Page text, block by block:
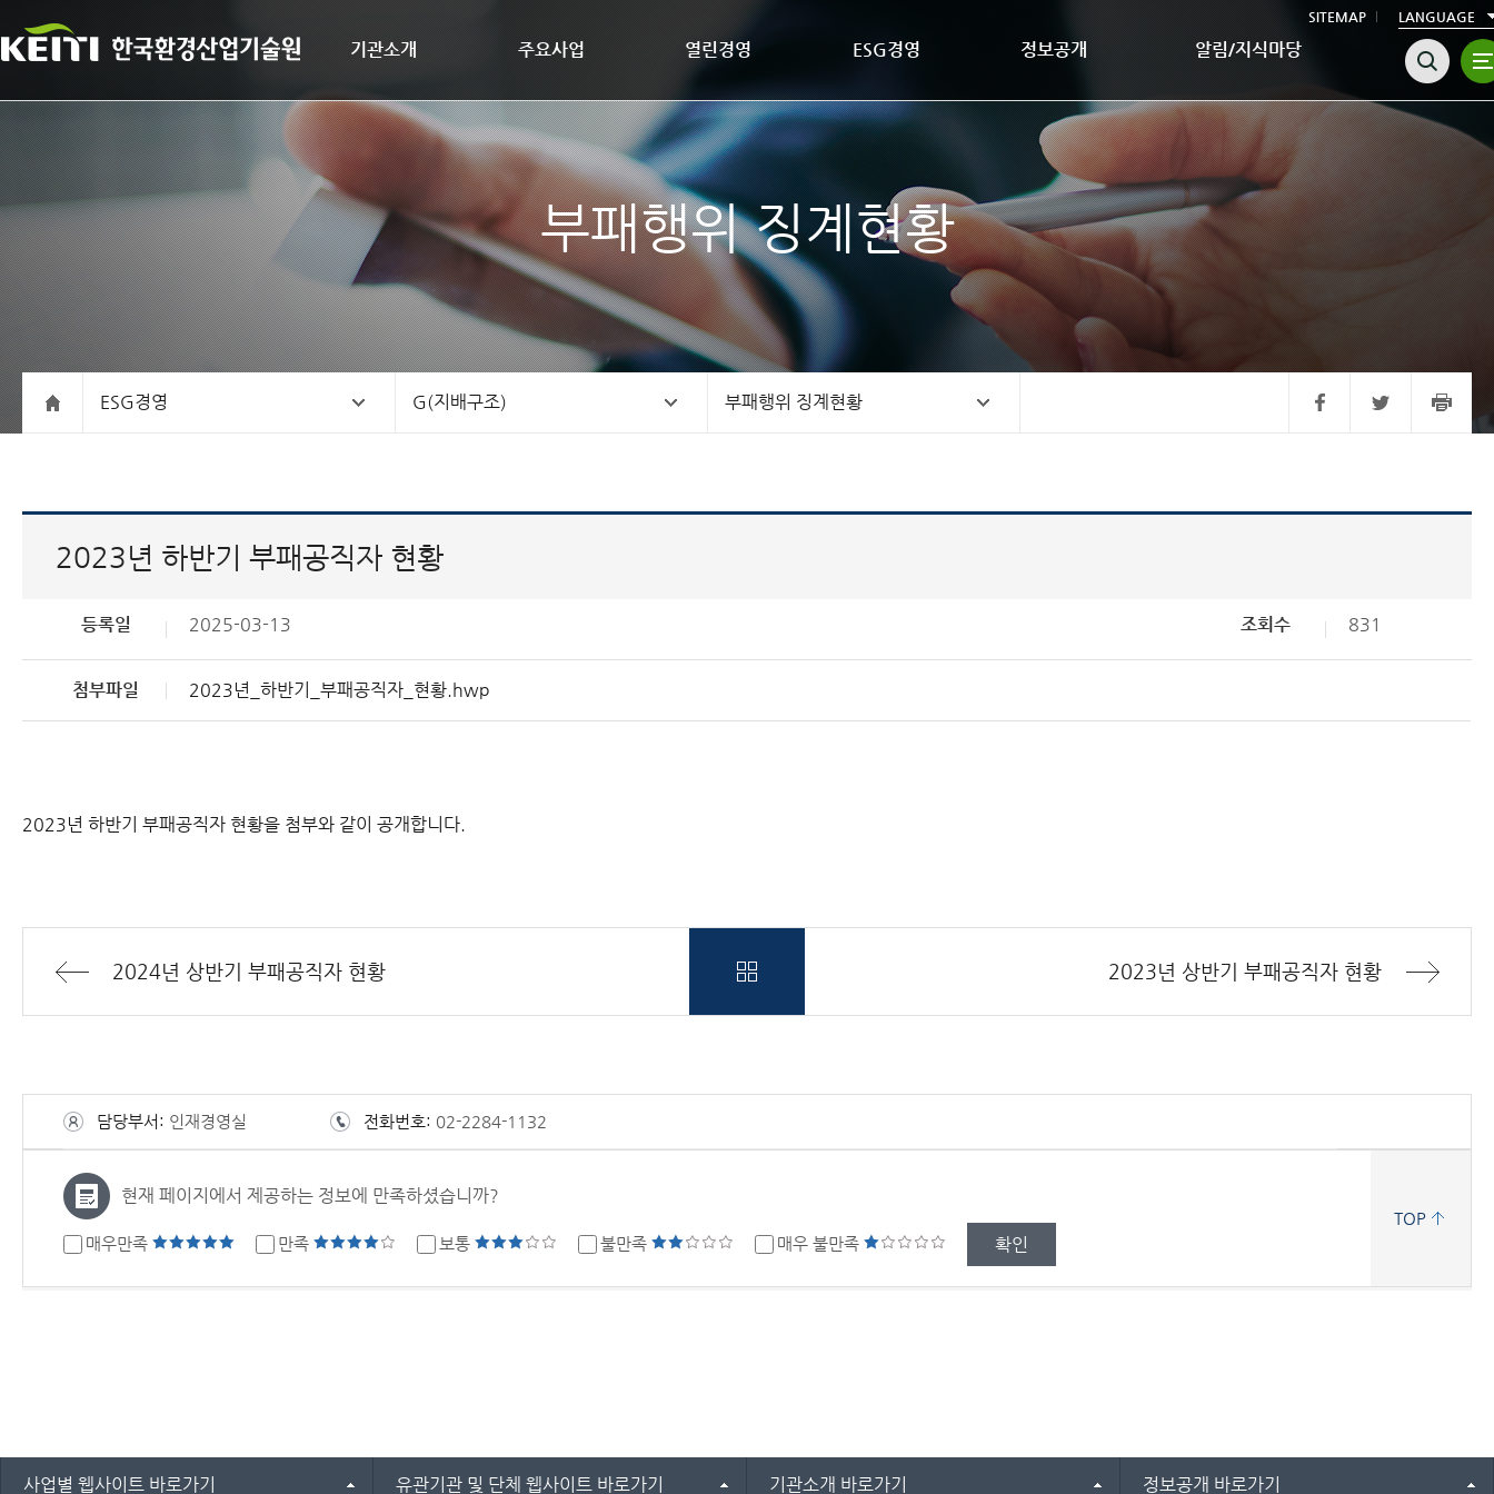
기관소개 주요사업 열린경영 ESG경영 정보공개 알림/지식마당
SITEMAP LANGUAGE
부패행위 징계현황
ESG경영 G(지배구조) 부패행위 징계현황
2023년 하반기 부패공직자 현황
등록일 2025-03-13 조회수 831
첨부파일 2023년_하반기_부패공직자_현황.hwp
2023년 하반기 부패공직자 현황을 첨부와 같이 공개합니다.
2024년 상반기 부패공직자 현황 2023년 상반기 부패공직자 현황
담당부서: 인재경영실 전화번호: 02-2284-1132
현재 페이지에서 제공하는 정보에 만족하셨습니까?
매우만족 만족 보통 불만족 매우 불만족 확인
TOP
사업별 웹사이트 바로가기 유관기관 및 단체 웹사이트 바로가기 기관소개 바로가기 정보공개 바로가기